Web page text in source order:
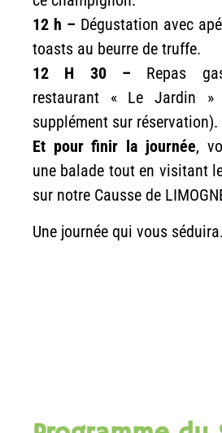
12 h – Dégustation avec
toasts au beurre de truffe.
12 H 30 – Repas
restaurant « Le Jardin »
supplément sur réservation).
Et pour finir la journée,
une balade tout en visitant
sur notre Causse de
Une journée qui vous séduira.